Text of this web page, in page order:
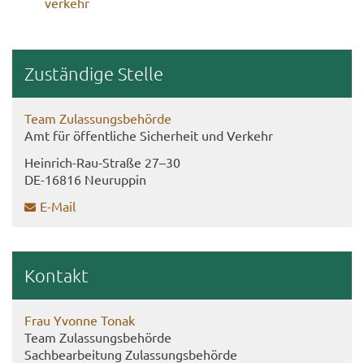
Zu­stän­di­ge Stel­le
Team Zu­las­sungs­be­hör­de
Amt für öf­fent­li­che Si­cher­heit und Ver­kehr
Heinrich-​Rau-Straße 27–30
DE-​16816 Neu­rup­pin
E-​Mail
Kon­takt
Frau Yvonne Tonak
Team Zu­las­sungs­be­hör­de
Sach­be­ar­bei­tung Zu­las­sungs­be­hör­de